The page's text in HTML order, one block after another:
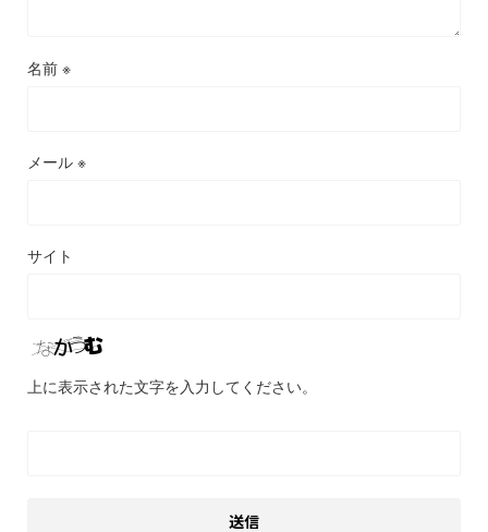
名前 ※
メール ※
サイト
上に表示された文字を入力してください。